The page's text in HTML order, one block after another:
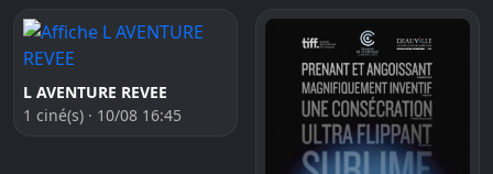
L AVENTURE REVEE
1 ciné(s) · 10/08 16:45